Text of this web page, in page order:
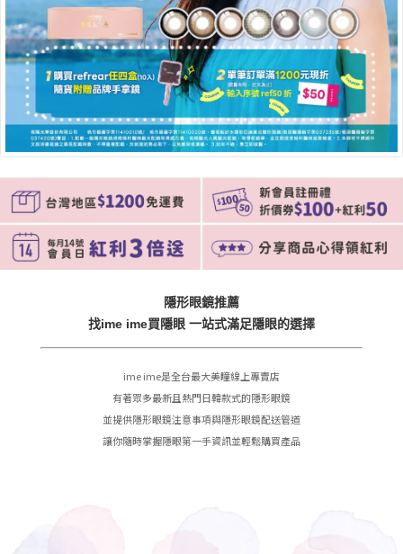
隱形眼鏡推薦
找ime ime買隱眼 一站式滿足隱眼的選擇
ime ime是全台最大美瞳線上專賣店
有著眾多最新且熱門日韓款式的隱形眼鏡
並提供隱形眼鏡注意事項與隱形眼鏡配送管道
讓你隨時掌握隱眼第一手資訊並輕鬆購買產品